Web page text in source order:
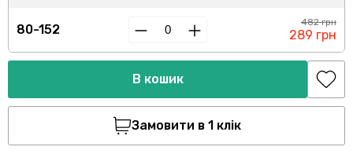
80-152 482 грн
289 грн
В кошик
Замовити в 1 клік